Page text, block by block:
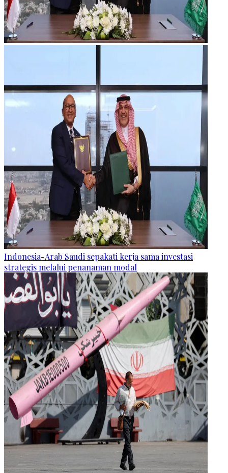
Indonesia-Arab Saudi sepakati kerja sama investasi
strategis melalui penanaman modal